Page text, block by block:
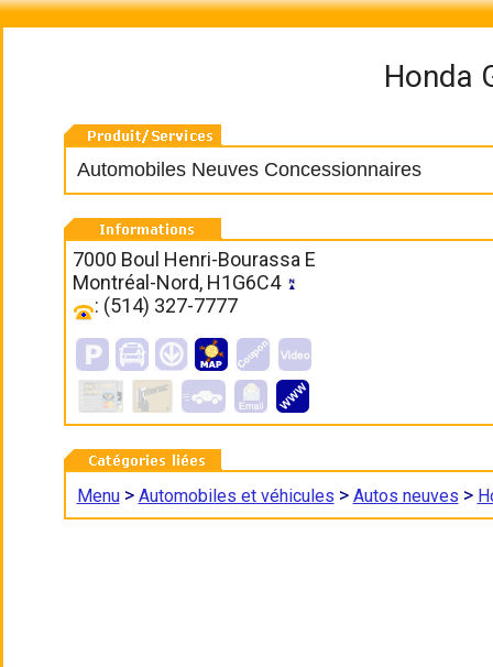
Honda
Automobiles Neuves Concessionnaires
7000 Boul Henri-Bourassa E
Montréal-Nord, H1G6C4
: (514) 327-7777
Menu> Automobiles et véhicules > Autos neuves >